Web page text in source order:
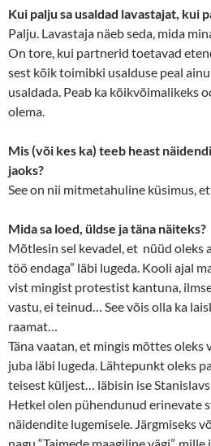
Kui palju sa usaldad lavastajat, kui
Palju. Lavastaja näeb seda, mida
On tore, kui partnerid toetavad
sest kõik toimibki usalduse peal
usaldada. Peab ka kõikvõimalikeks
olema.
Mis (või kes ka) teeb heast
jaoks?
See on nii mitmetahuline küsimus,
Mida sa loed, üldse ja täna näiteks?
Mõtlesin sel kevadel, et nüüd oleks
töö endaga” läbi lugeda. Kooli ajal
vist mingist protestist kantuna,
vastu, ei teinud… See võis olla ka
raamat…
Täna vaatan, et mingis mõttes oleks
juba läbi lugeda. Lähtepunkt oleks
teisest küljest… läbisin ise
Hetkel olen pühendunud erinevate
näidendite lugemisele. Järgmiseks